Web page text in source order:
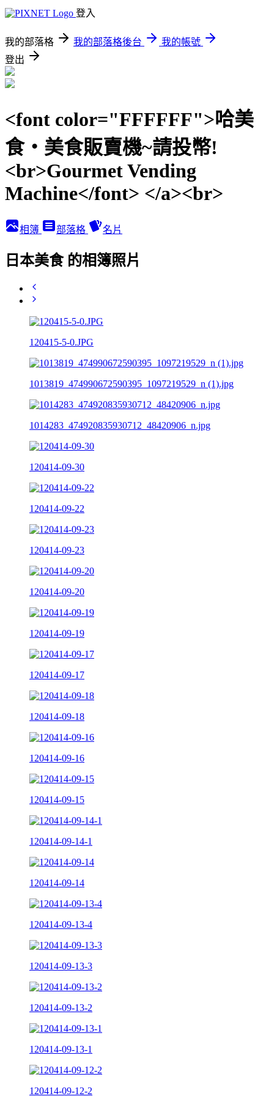
登入
我的部落格 我的部落格後台
我的帳號
登出
<font color="FFFFFF">哈美
食‧美食販賣機~請投幣!
<br>Gourmet Vending
Machine</font> </a><br>
相簿 部落格 名片
日本美食 的相簿照片
120415-5-0.JPG
1013819_474990672590395_1097219529_n (1).jpg
1014283_474920835930712_48420906_n.jpg
120414-09-30
120414-09-22
120414-09-23
120414-09-20
120414-09-19
120414-09-17
120414-09-18
120414-09-16
120414-09-15
120414-09-14-1
120414-09-14
120414-09-13-4
120414-09-13-3
120414-09-13-2
120414-09-13-1
120414-09-12-2